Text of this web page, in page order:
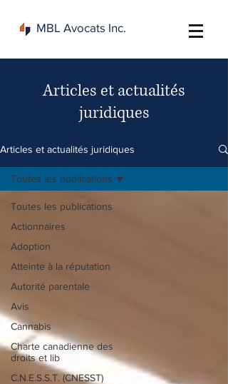
MBL Avocats Inc.
Articles et actualités
juridiques
Articles et actualités juridiques
Toutes les publications
Actionnaires
Adoption
Atteinte à la réputation
Autorité parentale
Avis
Cannabis
Charte canadienne des
droits et lib
C.N.E.S.S.T. (CNESST)
Toutes les publications